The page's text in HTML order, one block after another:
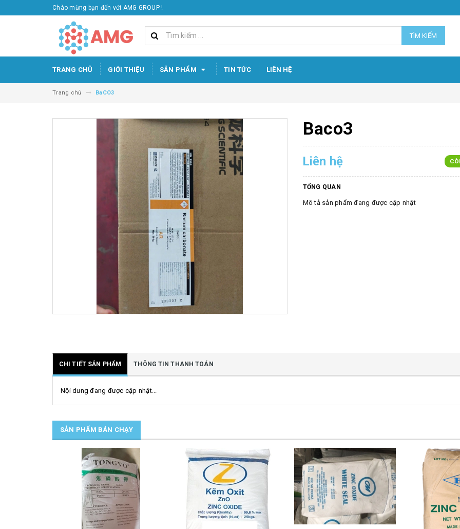
Chào mừng bạn đến với AMG GROUP !
TÌM KIẾM
TRANG CHỦ GIỚI THIỆU SẢN PHẨM TIN TỨC LIÊN HỆ
Trang chủ BaCO3
Baco3
Liên hệ
TỔNG QUAN
Mô tả sản phẩm đang được cập nhật
CHI TIẾT SẢN PHẨM THÔNG TIN THANH TOÁN
Nội dung đang được cập nhật...
SẢN PHẨM BÁN CHẠY